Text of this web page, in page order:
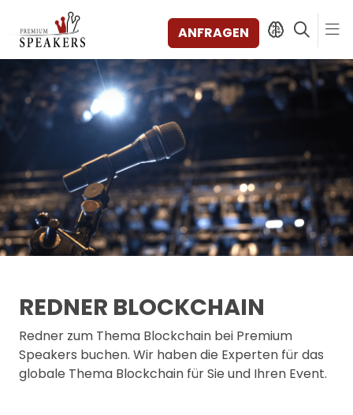
ANFRAGEN
SPEAKERS
ENTDECKEN
SHORTS
VIDEOS
BÜCHER
KATEGORIEN
BACKSTAGE
AGENTUR
KONTAKT & STANDORTE
MANAGEMENT
FAQ
REDNER BLOCKCHAIN
Redner zum Thema Blockchain bei Premium
Speakers buchen. Wir haben die Experten für das
globale Thema Blockchain für Sie und Ihren Event.